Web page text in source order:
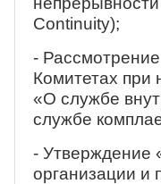
Continuity);
-
Комитетах при
«О службе
службе
- Утверждение
организации и